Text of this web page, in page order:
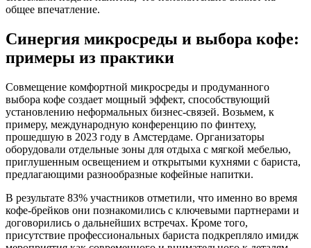
общее впечатление.
Синергия микросреды и выбора кофе:
примеры из практики
Совмещение комфортной микросреды и продуманного
выбора кофе создает мощный эффект, способствующий
установлению неформальных бизнес-связей. Возьмем, к
примеру, международную конференцию по финтеху,
прошедшую в 2023 году в Амстердаме. Организаторы
оборудовали отдельные зоны для отдыха с мягкой мебелью,
приглушенным освещением и открытыми кухнями с бариста,
предлагающими разнообразные кофейные напитки.
В результате 83% участников отметили, что именно во время
кофе-брейков они познакомились с ключевыми партнерами и
договорились о дальнейших встречах. Кроме того,
присутствие профессиональных бариста подкрепляло имидж